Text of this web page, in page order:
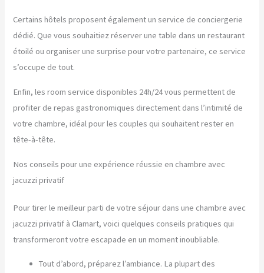
Certains hôtels proposent également un service de conciergerie
dédié. Que vous souhaitiez réserver une table dans un restaurant
étoilé ou organiser une surprise pour votre partenaire, ce service
s’occupe de tout.
Enfin, les room service disponibles 24h/24 vous permettent de
profiter de repas gastronomiques directement dans l’intimité de
votre chambre, idéal pour les couples qui souhaitent rester en
tête-à-tête.
Nos conseils pour une expérience réussie en chambre avec
jacuzzi privatif
Pour tirer le meilleur parti de votre séjour dans une chambre avec
jacuzzi privatif à Clamart, voici quelques conseils pratiques qui
transformeront votre escapade en un moment inoubliable.
Tout d’abord, préparez l’ambiance. La plupart des